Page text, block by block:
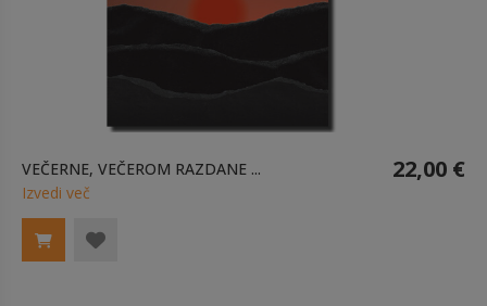
VEČERNE, VEČEROM RAZDANE ... 22,00 €
Izvedi več